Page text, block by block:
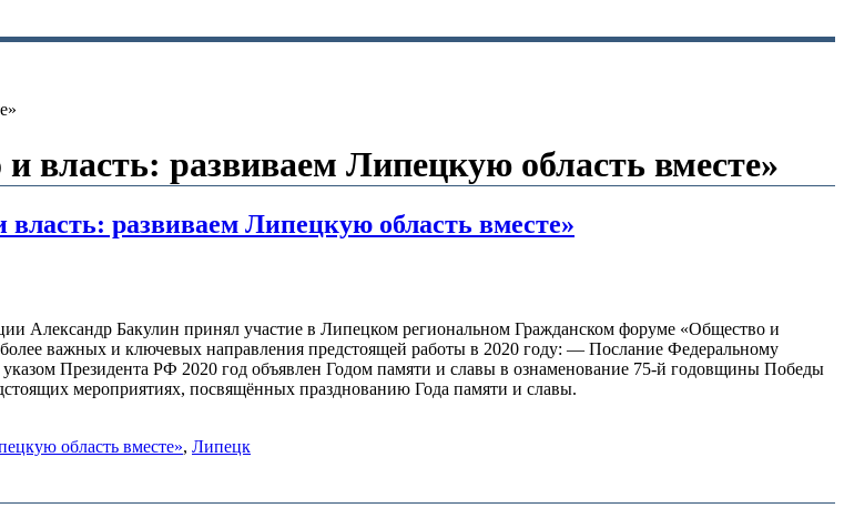
власть: развиваем Липецкую область вместе»
развиваем Липецкую область вместе»
Александр Бакулин принял участие в Липецком региональном Гражданском форуме «Общество и
важных и ключевых направления предстоящей работы в 2020 году: — Послание Федеральному
Президента РФ 2020 год объявлен Годом памяти и славы в ознаменование 75-й годовщины Победы
мероприятиях, посвящённых празднованию Года памяти и славы.
область вместе», Липецк